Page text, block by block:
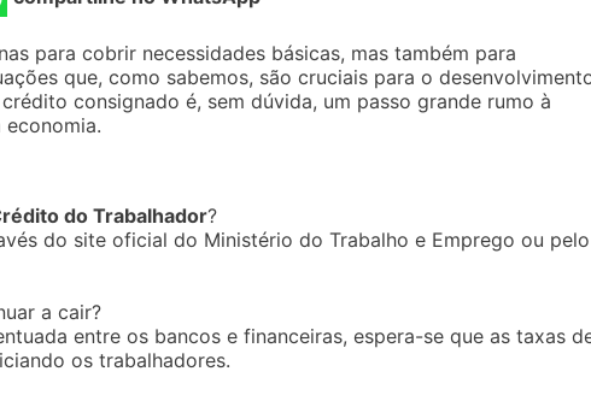
para cobrir necessidades básicas, mas também para
que, como sabemos, são cruciais para o
consignado é, sem dúvida, um passo grande rumo à
do Trabalhador?
do site oficial do Ministério do Trabalho e Emprego ou pelo
a cair?
entre os bancos e financeiras, espera-se que as taxas
os trabalhadores.